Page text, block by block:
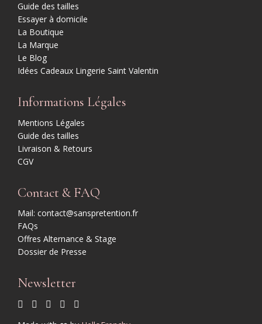
Guide des tailles
Essayer à domicile
La Boutique
La Marque
Le Blog
Idées Cadeaux Lingerie Saint Valentin
Informations Légales
Mentions Légales
Guide des tailles
Livraison & Retours
CGV
Contact & FAQ
Mail: contact@sanspretention.fr
FAQs
Offres Alternance & Stage
Dossier de Presse
Newsletter